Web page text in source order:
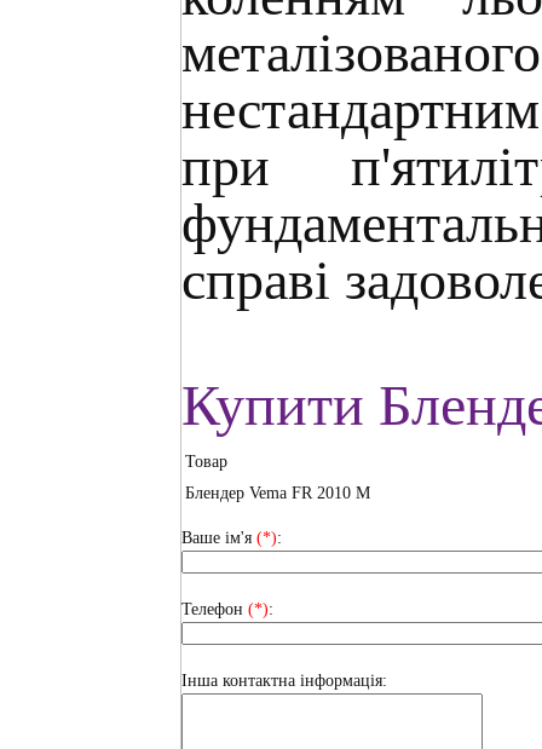
при
справі
Купити
Товар
Блендер Vema FR 2010 M
Ваше ім'я (*):
Телефон (*):
Інша контактна інформація: